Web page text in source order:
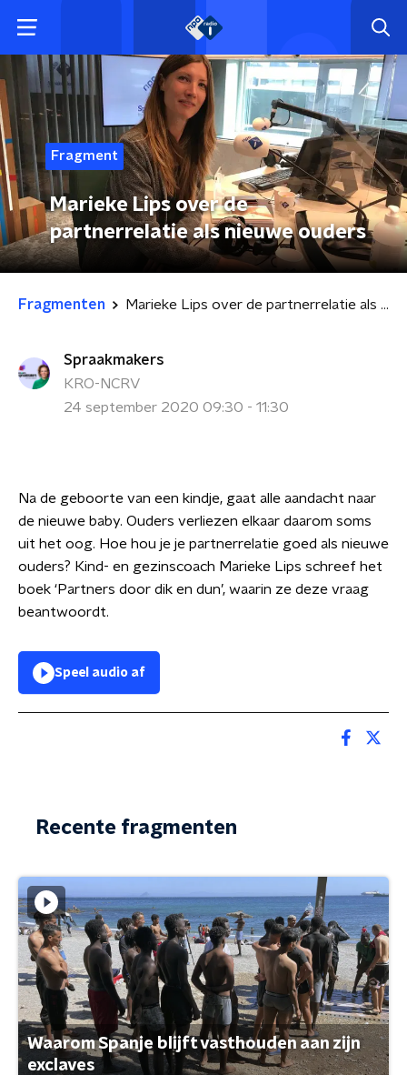
Fragment
Marieke Lips over de
partnerrelatie als nieuwe ouders
Fragmenten Marieke Lips over de partnerrelatie als nieuwe ouders
Spraakmakers
KRO-NCRV
24 september 2020 09:30 - 11:30
Na de geboorte van een kindje, gaat alle aandacht naar
de nieuwe baby. Ouders verliezen elkaar daarom soms
uit het oog. Hoe hou je je partnerrelatie goed als nieuwe
ouders? Kind- en gezinscoach Marieke Lips schreef het
boek ‘Partners door dik en dun’, waarin ze deze vraag
beantwoordt.
Speel audio af
Recente fragmenten
Waarom Spanje blijft vasthouden aan zijn
exclaves